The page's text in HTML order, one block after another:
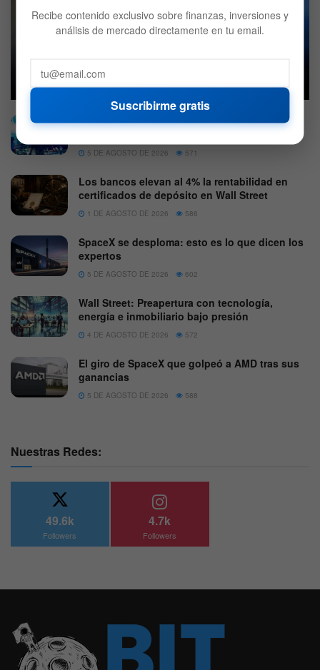
Tom Lee anticipa un movimiento clave para el S&P 500
6 DE AGOSTO DE 2026 591
Mercado hoy: Acciones avanzan ante la
5 DE AGOSTO DE 2026 571
Los bancos elevan al 4% la rentabilidad en
certificados de depósito en Wall Street
1 DE AGOSTO DE 2026 586
SpaceX se desploma: esto es lo que dicen los
expertos
5 DE AGOSTO DE 2026 602
Wall Street: Preapertura con tecnología,
energía e inmobiliario bajo presión
4 DE AGOSTO DE 2026 572
El giro de SpaceX que golpeó a AMD tras sus
ganancias
5 DE AGOSTO DE 2026 588
Nuestras Redes:
49.6k
Followers
4.7k
Followers
Recibe contenido exclusivo sobre finanzas, inversiones y
análisis de mercado directamente en tu email.
Suscribirme gratis